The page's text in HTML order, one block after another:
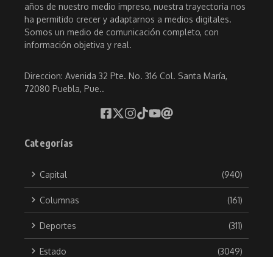
años de nuestro medio impreso, nuestra trayectoria nos
ha permitido crecer y adaptarnos a medios digitales.
Somos un medio de comunicación completo, con
información objetiva y real.
Direccion: Avenida 32 Pte. No. 316 Col. Santa María,
72080 Puebla, Pue..
Categorías
Capital (940)
Columnas (161)
Deportes (311)
Estado (3049)